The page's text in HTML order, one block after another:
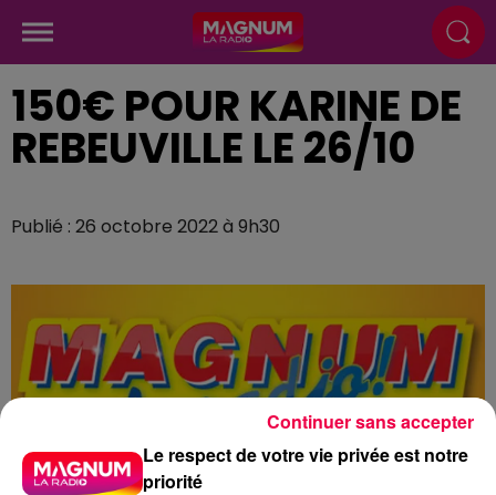
150€ POUR KARINE DE
REBEUVILLE LE 26/10
Publié : 26 octobre 2022 à 9h30
Le respect de votre vie privée est notre
priorité
Continuer sans accepter